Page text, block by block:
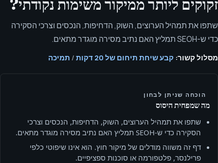
זקוקים ליותר ממיקור משימות נקודתי?
שתפו את תמהיל הערוצים, השוק, הדחיפות, הנכסים וצרכי הסקירה
כדי ש-SEOH תמליץ האם נתיב מסירה מוגדר מתאים.
מסלול קשור: קבע שיחת תיחום של 20 דקות / תמיכה
הוכחה שניתן לבחון
מה שמפחית היסוס
שתפו את תמהיל הערוצים, השוק, הדחיפות, הנכסים וצרכי
הסקירה כדי ש-SEOH תמליץ האם נתיב מסירה מוגדר מתאים.
דף זה משווה מודלים של מיקור חוץ. הוא אינו שיפוטי כלפי
פרילנסר, פלטפורמה או סוכנות ספציפיים.